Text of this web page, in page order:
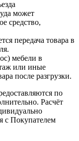
может
средство,
передача товара в
мебели в
или иные
после разгрузки.
по
Расчёт
с Покупателем